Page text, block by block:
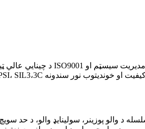
د والو پوزینر، سولینایډ والو، د حد